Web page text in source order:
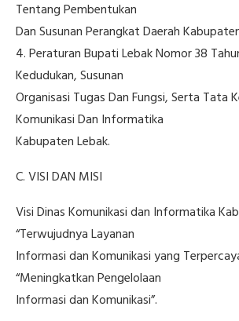
Tentang Pembentukan
Dan Susunan Perangkat Daerah
4. Peraturan Bupati Lebak Nomor 38
Kedudukan, Susunan
Organisasi Tugas Dan Fungsi, Serta Tata
Komunikasi Dan Informatika
Kabupaten Lebak.
C. VISI DAN MISI
Visi Dinas Komunikasi dan Informatika
“Terwujudnya Layanan
Informasi dan Komunikasi yang
“Meningkatkan Pengelolaan
Informasi dan Komunikasi”.